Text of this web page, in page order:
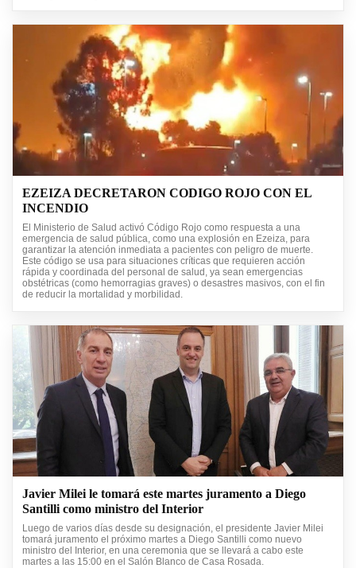
EZEIZA DECRETARON CODIGO ROJO CON EL
INCENDIO
El Ministerio de Salud activó Código Rojo como respuesta a una
emergencia de salud pública, como una explosión en Ezeiza, para
garantizar la atención inmediata a pacientes con peligro de muerte.
Este código se usa para situaciones críticas que requieren acción
rápida y coordinada del personal de salud, ya sean emergencias
obstétricas (como hemorragias graves) o desastres masivos, con el fin
de reducir la mortalidad y morbilidad.
Javier Milei le tomará este martes juramento a Diego
Santilli como ministro del Interior
Luego de varios días desde su designación, el presidente Javier Milei
tomará juramento el próximo martes a Diego Santilli como nuevo
ministro del Interior, en una ceremonia que se llevará a cabo este
martes a las 15:00 en el Salón Blanco de Casa Rosada.